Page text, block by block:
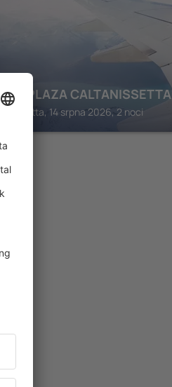
PLAZA CALTANISSETTA
14 srpna 2026, 2 noci